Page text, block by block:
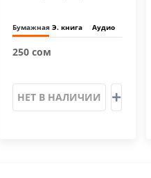
Бумажная Э. книга Аудио
250 сом
НЕТ В НАЛИЧИИ